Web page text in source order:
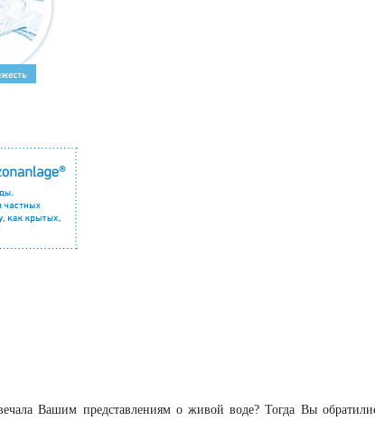
Вашим представлениям о живой воде? Тогда Вы